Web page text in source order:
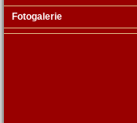
Fotogalerie